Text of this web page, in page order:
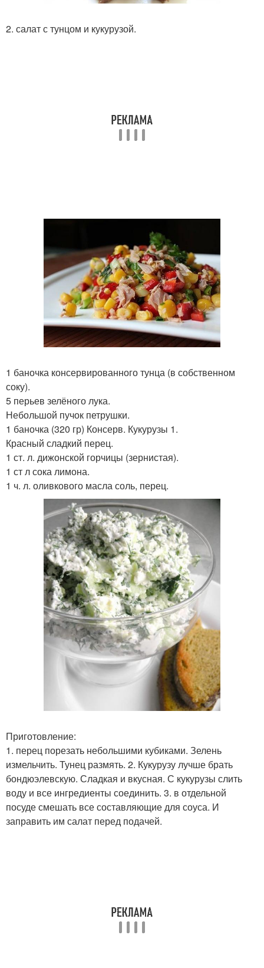
2. салат с тунцом и кукурузой.
1 баночка консервированного тунца (в собственном
соку).
5 перьев зелёного лука.
Небольшой пучок петрушки.
1 баночка (320 гр) Консерв. Кукурузы 1.
Красный сладкий перец.
1 ст. л. дижонской горчицы (зернистая).
1 ст л сока лимона.
1 ч. л. оливкового масла соль, перец.
Приготовление:
1. перец порезать небольшими кубиками. Зелень
измельчить. Тунец размять. 2. Кукурузу лучше брать
бондюэлевскую. Сладкая и вкусная. С кукурузы слить
воду и все ингредиенты соединить. 3. в отдельной
посуде смешать все составляющие для соуса. И
заправить им салат перед подачей.